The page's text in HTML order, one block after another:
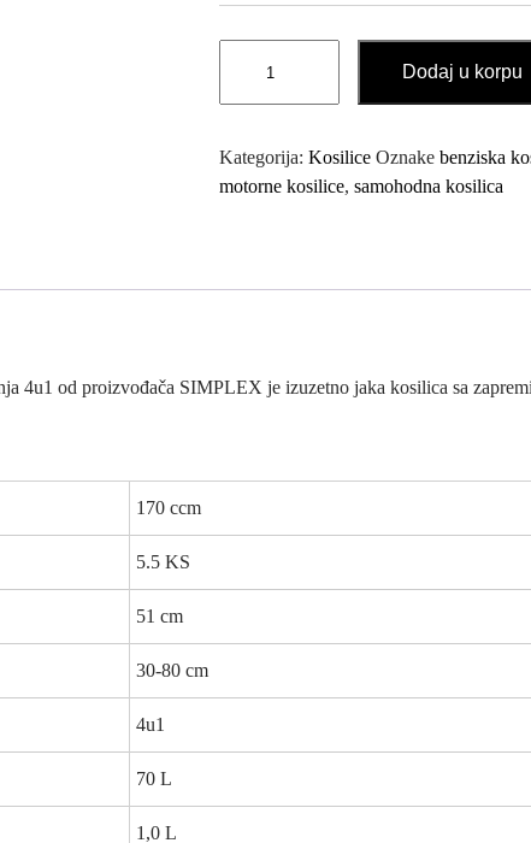
Samohodna
Kosilica
KS
SIMPLEX
Dodaj u korpu
Kategorija: Kosilice Oznake benziska
motorne kosilice, samohodna kosilica
4u1 od proizvođača SIMPLEX je izuzetno jaka kosilica sa
170 ccm
5.5 KS
51 cm
30-80 cm
4u1
70 L
1,0 L